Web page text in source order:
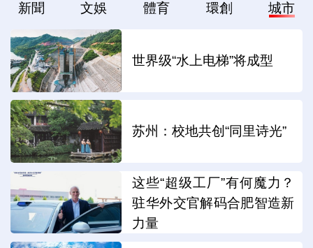
新聞 文娛 體育 環創 城市
世界级“水上电梯”将成型
苏州：校地共创“同里诗光”
这些“超级工厂”有何魔力？
驻华外交官解码合肥智造新
力量